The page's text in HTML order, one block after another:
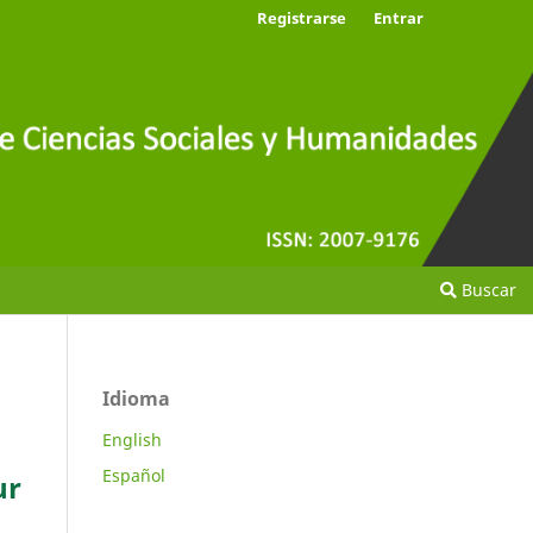
Buscar
Registrarse Entrar
Idioma
English
Español